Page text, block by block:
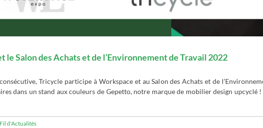
le Salon des Achats et de l’Environnement de Travail 2022
Tricycle participe à Workspace et au Salon des Achats et de
dans un stand aux couleurs de Gepetto, notre marque de mobilier design upcyclé
Fil d'Actualités